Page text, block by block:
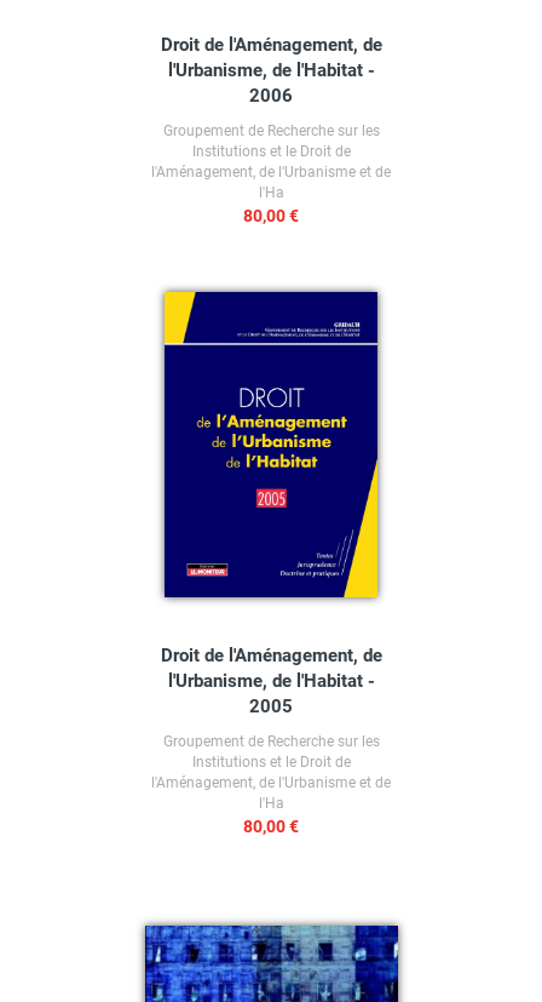
Droit de l'Aménagement, de
l'Urbanisme, de l'Habitat -
2006
Groupement de Recherche sur les
Institutions et le Droit de
l'Aménagement, de l'Urbanisme et de
l'Ha
80,00 €
Droit de l'Aménagement, de
l'Urbanisme, de l'Habitat -
2005
Groupement de Recherche sur les
Institutions et le Droit de
l'Aménagement, de l'Urbanisme et de
l'Ha
80,00 €